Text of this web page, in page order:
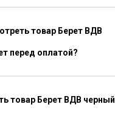
товар Берет ВДВ
перед оплатой?
товар Берет ВДВ черный